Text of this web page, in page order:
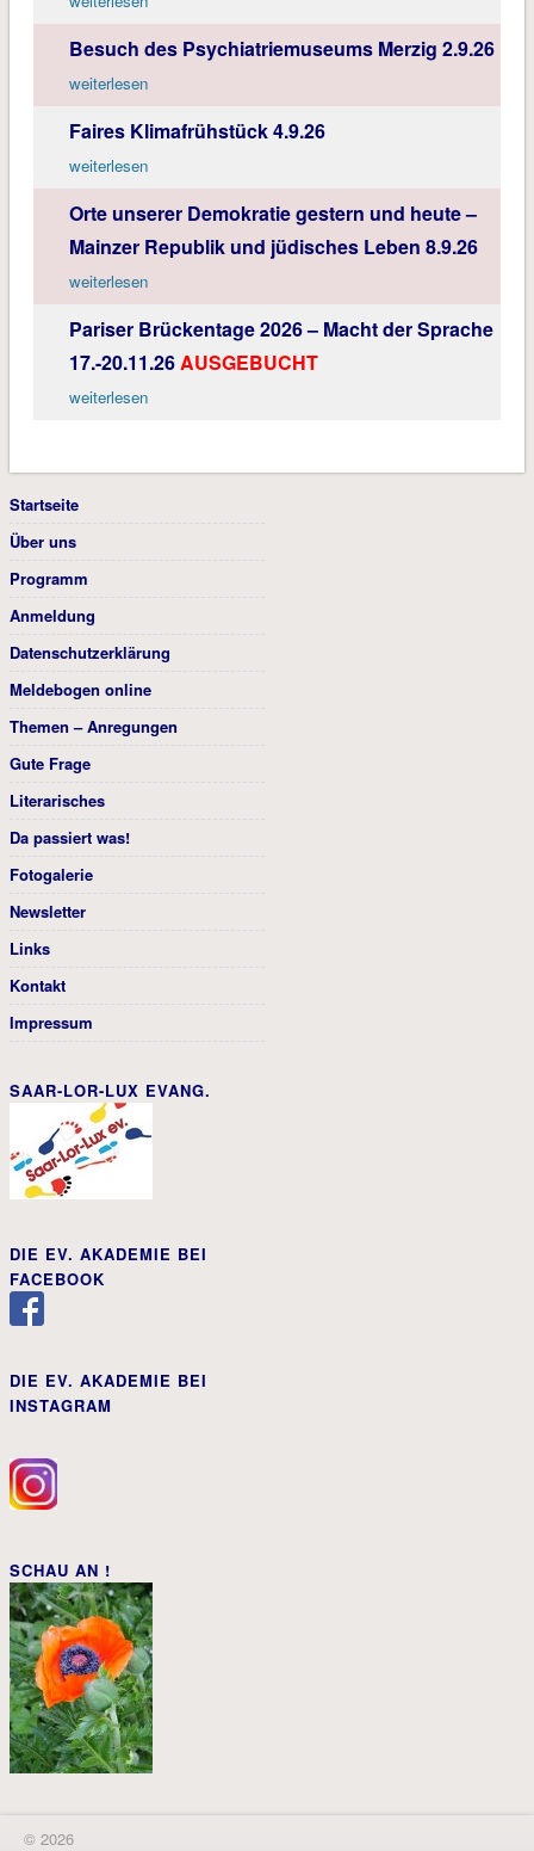
Besuch des Psychiatriemuseums Merzig 2.9.26
weiterlesen
Faires Klimafrühstück 4.9.26
weiterlesen
Orte unserer Demokratie gestern und heute –
Mainzer Republik und jüdisches Leben 8.9.26
weiterlesen
Pariser Brückentage 2026 – Macht der Sprache
17.-20.11.26AUSGEBUCHT
weiterlesen
Startseite
Über uns
Programm
Anmeldung
Datenschutzerklärung
Meldebogen online
Themen – Anregungen
Gute Frage
Literarisches
Da passiert was!
Fotogalerie
Newsletter
Links
Kontakt
Impressum
SAAR-LOR-LUX EVANG.
DIE EV. AKADEMIE BEI
FACEBOOK
DIE EV. AKADEMIE BEI
INSTAGRAM
SCHAU AN !
© 2026